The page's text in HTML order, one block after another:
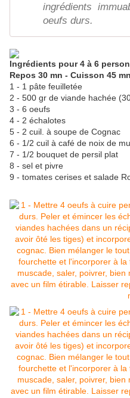
ingrédients
oeufs durs.
Ingrédients pour 4 à 6
Repos 30 mn - Cuisson 45 mn
1 - 1 pâte feuilletée
2 - 500 gr de viande hachée
3 - 6 oeufs
4 - 2 échalotes
5 - 2 cuil. à soupe de Cognac
6 - 1/2 cuil à café de noix de
7 - 1/2 bouquet de persil plat
8 - sel et pivre
9 - tomates cerises et salade